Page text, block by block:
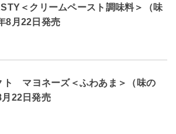
＜クリームペースト調味料＞（味
8月22日発売
ト マヨネーズ＜ふわあま＞（味の
22日発売